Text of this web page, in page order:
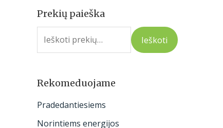
Prekių paieška
I
e
o
Ieškoti
Rekomeduojame
Pradedantiesiems
Norintiems energijos